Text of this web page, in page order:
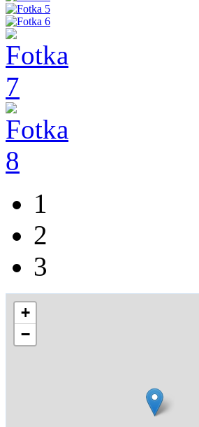
1
2
3
+
−